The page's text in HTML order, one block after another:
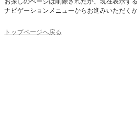
ナビゲーションメニューからお進みいただく
トップページへ戻る